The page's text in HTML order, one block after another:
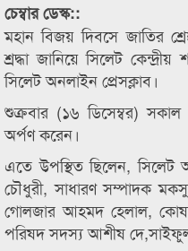
চেম্বার ডেস্ক::
মহান বিজয় দিবসে জাতির
শ্রদ্ধা জানিয়ে সিলেট কেন্দ্রীয়
সিলেট অনলাইন প্রেসক্লাব।
শুক্রবার (১৬ ডিসেম্বর) সকাল
অর্পণ করেন।
এতে উপস্থিত ছিলেন, সিলেট
চৌধুরী, সাধারণ সম্পাদক
গোলজার আহমদ হেলাল,
পরিষদ সদস্য আশীষ